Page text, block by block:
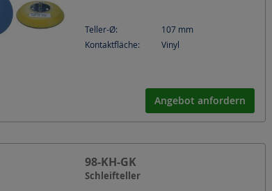
Teller-Ø: 107 mm
Kontaktfläche:
Vinyl
Angebot anfordern
98-KH-GK
Schleifteller